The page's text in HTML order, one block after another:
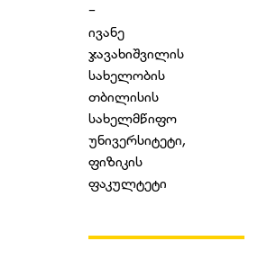
-
ივანე
ჯავახიშვილის
სახელობის
თბილისის
სახელმწიფო
უნივერსიტეტი,
ფიზიკის
ფაკულტეტი